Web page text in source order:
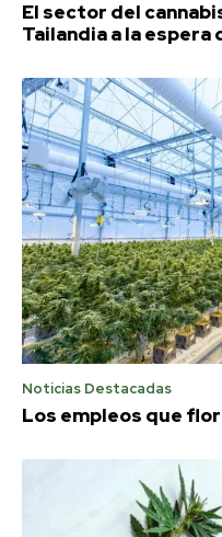
El sector del
Tailandia a la
Noticias Destacadas
Los empleos que